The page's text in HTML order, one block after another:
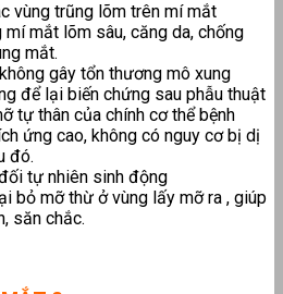
vùng trũng lõm trên mí mắt
mí mắt lõm sâu, căng da, chống
mắt.
gây tổn thương mô xung
để lại biến chứng sau phẫu thuật
tự thân của chính cơ thể bệnh
ứng cao, không có nguy cơ bị dị
đó.
tự nhiên sinh động
bỏ mỡ thừ ở vùng lấy mỡ ra , giúp
săn chắc.